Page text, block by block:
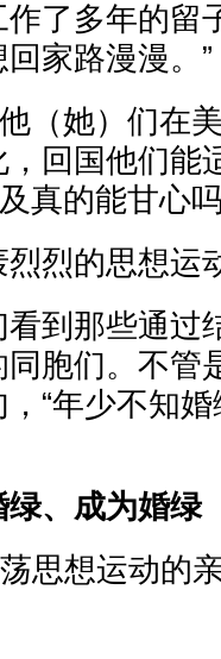
了多年的留
家路漫漫。”
她）们在美
回国他们能
真的能甘心
烈的思想运
那些通过
胞们。不管
“年少不知
、成为婚绿
想运动的